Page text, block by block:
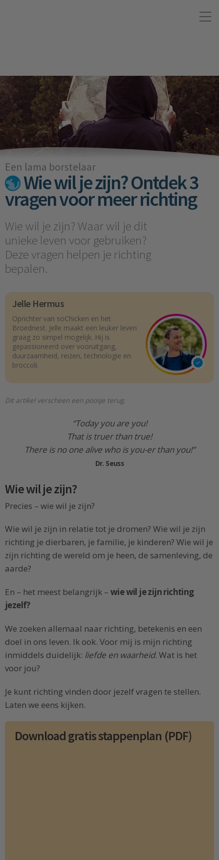
Een lama borstelaar
Wie wil je zijn? Ontdek 3
vragen voor meer richting
Wie wil je zijn? Waar wil je dit
unieke leven voor gebruiken?
Deze vragen helpen je richting
bepalen.
Jelle Hermus
Oprichter van soChicken en het
Broednest. Jelle maakt een leuker leven
graag zo simpel mogelijk. Hij is
gepassioneerd over vooruitgang,
duurzaamheid, reizen, technologie en
broccoli.
Dit artikel verscheen een poosje terug.
“Today you are you!
That is truer than true!
There is no one alive who is you-er than you!”
Dr. Seuss
Wie wil je zijn?
Precies – wie wil je zijn?
Wie wil je zijn in relatie tot je dromen? Wie wil je zijn
richting je dierbaren, je familie, je kinderen? Wie wil je
zijn richting de wereld om je heen, de samenleving, de
aarde?
En – het meest belangrijk – wie wil je zijn richting
jezelf?
We zoeken allemaal naar richting, betekenis en een
doel in ons leven. Ik ook. Voor mij is mijn richting
inmiddels duidelijk: liefde en waarheid. Wat is het
voor jou?
Je kunt richting vinden door jezelf vragen te stellen.
Laten we eens kijken.
Download gratis stappenplan (PDF)